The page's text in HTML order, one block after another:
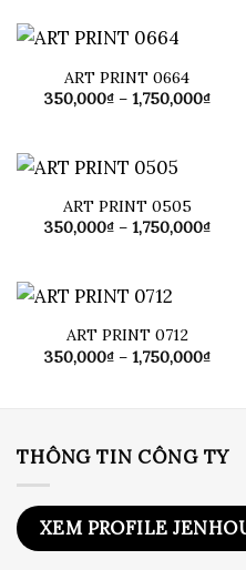
ART PRINT 0664
350,000₫ – 1,750,000₫
ART PRINT 0505
350,000₫ – 1,750,000₫
ART PRINT 0712
350,000₫ – 1,750,000₫
THÔNG TIN CÔNG TY
XEM PROFILE